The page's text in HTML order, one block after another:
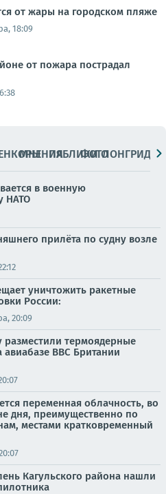
от жары на городском пляже
18:09
от пожара пострадал
МНЕНИЯПАБЛИКИ
ФОТОЛОНГРИДЫ
в военную
НАТО
прилёта по судну возле
уничтожить ракетные
России:
20:09
разместили термоядерные
авиабазе ВВС Британии
переменная облачность, во
дня, преимущественно по
местами кратковременный
Кагульского района нашли